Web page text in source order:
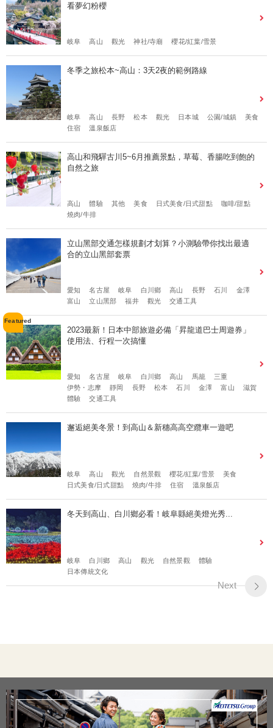
看夢幻粉櫻
岐阜 高山 觀光 神社/寺廟 櫻花/紅葉/雪景
冬季之旅松本~高山：3天2夜的範例路線
岐阜 高山 長野 松本 觀光 日本城 公園/城鎮
美食
住宿
溫泉飯店
高山和飛驒古川5~6月推薦景點，草莓、香腸吃到飽的
自然之旅
高山 體驗 其他 美食 日式美食/日式甜點
咖啡/甜點
燒肉/牛排
立山黑部交通怎樣規劃才划算？小測驗帶你找出最適
合的立山黑部套票
愛知 名古屋 岐阜 白川鄉 高山 長野 石川
金澤
富山
立山黑部 福井 觀光 交通工具
2023最新！日本中部旅遊必備「昇龍道巴士周遊券」
使用法、行程一次搞懂
愛知 名古屋 岐阜 白川鄉 高山 馬籠
三重
伊勢・志摩
靜岡 長野 松本 石川 金澤 富山
滋賀
體驗
交通工具
邂逅絕美冬景！到高山＆新穗高高空纜車一遊吧
岐阜 高山 觀光 自然景觀 櫻花/紅葉/雪景
美食
日式美食/日式甜點
燒肉/牛排 住宿 溫泉飯店
冬天到高山、白川鄉必看！岐阜縣絕美燈光秀...
岐阜 白川鄉 高山 觀光 自然景觀
體驗
日本傳統文化
Next